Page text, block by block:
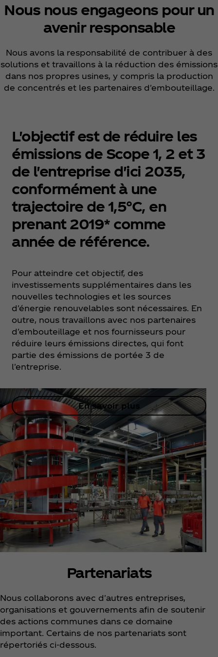
Nous nous engageons pour un
avenir responsable
Nous avons la responsabilité de contribuer à des
solutions et travaillons à la réduction des émissions
dans nos propres usines, y compris la production
de concentrés et les partenaires d'embouteillage.
L'objectif est de réduire les
émissions de Scope 1, 2 et 3
de l'entreprise d'ici 2035,
conformément à une
trajectoire de 1,5°C, en
prenant 2019* comme
année de référence.
Pour atteindre cet objectif, des
investissements supplémentaires dans les
nouvelles technologies et les sources
d'énergie renouvelables sont nécessaires. En
outre, nous travaillons avec nos partenaires
d'embouteillage et nos fournisseurs pour
réduire leurs émissions directes, qui font
partie des émissions de portée 3 de
l'entreprise.
En savoir plus
Partenariats
Nous collaborons avec d'autres entreprises,
organisations et gouvernements afin de soutenir
des actions communes dans ce domaine
important. Certains de nos partenariats sont
répertoriés ci-dessous.